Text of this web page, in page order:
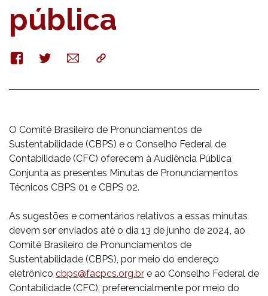
pública
FacebookTwitterE-
mail
Copy
O Comitê Brasileiro de Pronunciamentos de
Sustentabilidade (CBPS) e o Conselho Federal de
Contabilidade (CFC) oferecem à Audiência Pública
Conjunta as presentes Minutas de Pronunciamentos
Técnicos CBPS 01 e CBPS 02.
As sugestões e comentários relativos a essas minutas
devem ser enviados até o dia 13 de junho de 2024, ao
Comitê Brasileiro de Pronunciamentos de
Sustentabilidade (CBPS), por meio do endereço
eletrônico cbps@facpcs.org.br e ao Conselho Federal de
Contabilidade (CFC), preferencialmente por meio do